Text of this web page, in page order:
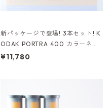
新パッケージで登場! 3本セット! K
ODAK PORTRA 400 カラーネガ
フィルム 36枚撮り コダック
¥11,780